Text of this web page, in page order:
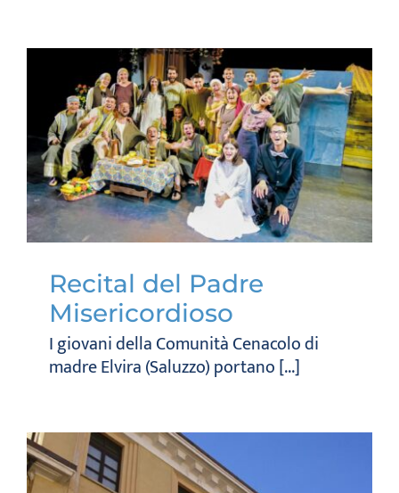
Recital del Padre
Misericordioso
I giovani della Comunità Cenacolo di
madre Elvira (Saluzzo) portano [...]